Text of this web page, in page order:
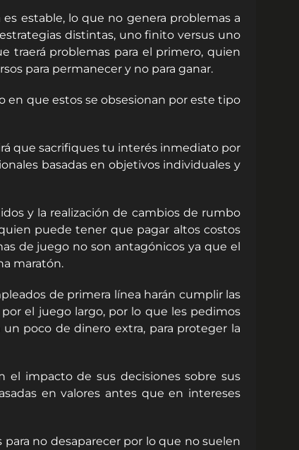
estable, lo que no genera problemas a
distintas, uno finito versus uno
traerá problemas para el primero, quien
para permanecer y no para ganar.
en que estos se obsesionan por este tipo
que sacrifiques tu interés inmediato por
basadas en objetivos individuales y
y la realización de cambios de rumbo
puede tener que pagar altos costos
de juego no son antagónicos ya que el
maratón.
de primera línea harán cumplir las
el juego largo, por lo que les pedimos
poco de dinero extra, para proteger la
el impacto de sus decisiones sobre sus
en valores antes que en intereses
no desaparecer por lo que no suelen